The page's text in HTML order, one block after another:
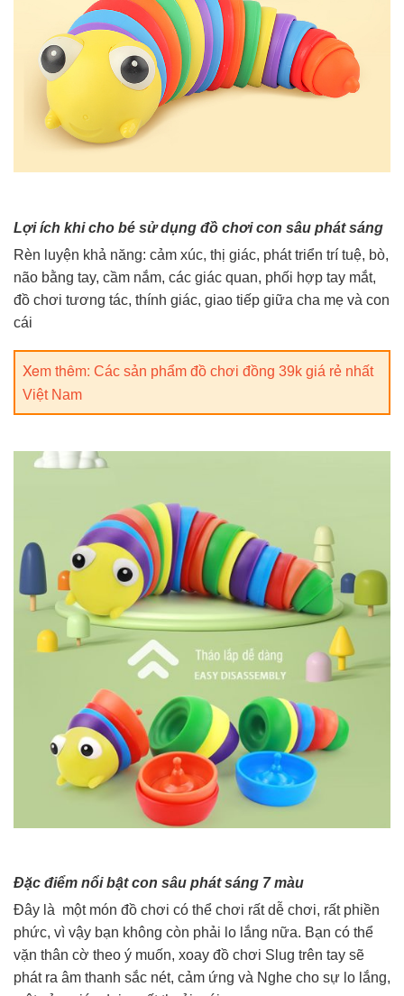
Lợi ích khi cho bé sử dụng đồ chơi con sâu phát sáng
Rèn luyện khả năng: cảm xúc, thị giác, phát triển trí tuệ, bò,
não bằng tay, cầm nắm, các giác quan, phối hợp tay mắt,
đồ chơi tương tác, thính giác, giao tiếp giữa cha mẹ và con
cái
Xem thêm: Các sản phẩm đồ chơi đồng 39k giá rẻ nhất
Việt Nam
Đặc điểm nổi bật con sâu phát sáng 7 màu
Đây là một món đồ chơi có thể chơi rất dễ chơi, rất phiền
phức, vì vậy bạn không còn phải lo lắng nữa. Bạn có thể
vặn thân cờ theo ý muốn, xoay đồ chơi Slug trên tay sẽ
phát ra âm thanh sắc nét, cảm ứng và Nghe cho sự lo lắng,